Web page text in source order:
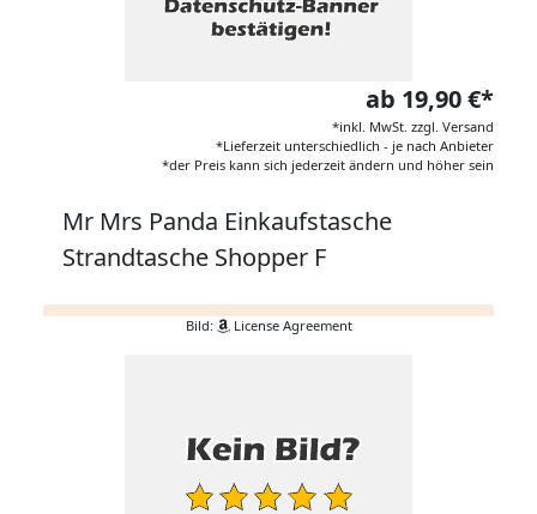
ab 19,90 €*
*inkl. MwSt. zzgl. Versand
*Lieferzeit unterschiedlich - je nach Anbieter
*der Preis kann sich jederzeit ändern und höher sein
Mr Mrs Panda Einkaufstasche
Strandtasche Shopper F
Bild: License Agreement